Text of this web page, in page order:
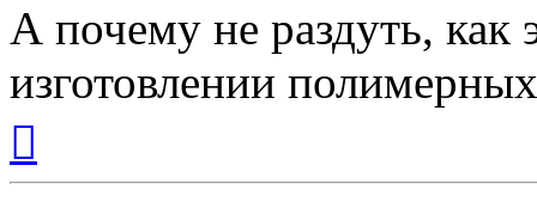
А почему не раздуть, как
изготовлении
началу